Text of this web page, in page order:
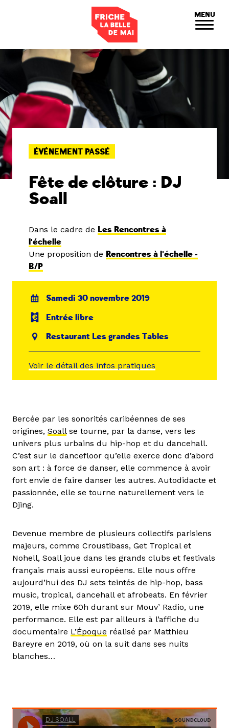
MENU
ÉVÉNEMENT PASSÉ
Fête de clôture : DJ
Soall
Dans le cadre de Les Rencontres à
l'échelle
Une proposition de Rencontres à l'échelle -
B/P
Samedi 30 novembre 2019
Entrée libre
Restaurant Les grandes Tables
Voir le détail des infos pratiques
Bercée par les sonorités caribéennes de ses
origines, Soallse tourne, par la danse, vers les
univers plus urbains du hip-hop et du dancehall.
C’est sur le dancefloor qu’elle exerce donc d’abord
son art : à force de danser, elle commence à avoir
fort envie de faire danser les autres. Autodidacte et
passionnée, elle se tourne naturellement vers le
Djing.
Devenue membre de plusieurs collectifs parisiens
majeurs, comme Croustibass, Get Tropical et
Nohell, Soall joue dans les grands clubs et festivals
français mais aussi européens. Elle nous offre
aujourd’hui des DJ sets teintés de hip-hop, bass
music, tropical, dancehall et afrobeats. En février
2019, elle mixe 60h durant sur Mouv’ Radio, une
performance. Elle est par ailleurs à l’affiche du
documentaire L’Époque réalisé par Matthieu
Bareyre en 2019, où on la suit dans ses nuits
blanches…
Panneau de gestion des cookies